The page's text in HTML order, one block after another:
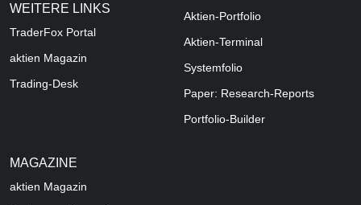
WEITERE LINKS
TraderFox Portal
aktien Magazin
Trading-Desk
Aktien-Portfolio
Aktien-Terminal
Systemfolio
Paper: Research-Reports
Portfolio-Builder
MAGAZINE
aktien Magazin